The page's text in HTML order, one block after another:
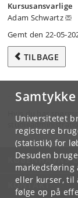
Universitetet
registrere
(statistik) for
Desuden
markedsføring
eller kurser, til
følge op på
Kursusansvarlige
Adam Schwartz
Gemt den 22-05-
TILBAGE
Hvis du har
KØBENHAVNS
KONTAKT